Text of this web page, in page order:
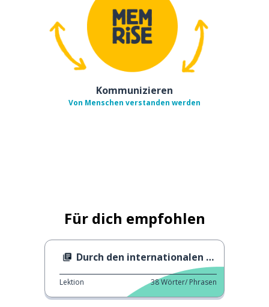
Kommunizieren
Von Menschen verstanden werden
Für dich empfohlen
Durch den internationalen Frauentag gut aussehen
Lektion 38Wörter/ Phrasen